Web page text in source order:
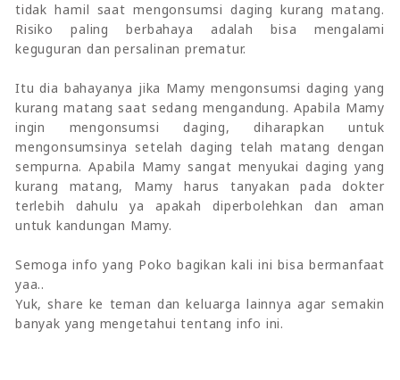
tidak hamil saat mengonsumsi daging kurang matang.
Risiko paling berbahaya adalah bisa mengalami
keguguran dan persalinan prematur.
Itu dia bahayanya jika Mamy mengonsumsi daging yang
kurang matang saat sedang mengandung. Apabila Mamy
ingin mengonsumsi daging, diharapkan untuk
mengonsumsinya setelah daging telah matang dengan
sempurna. Apabila Mamy sangat menyukai daging yang
kurang matang, Mamy harus tanyakan pada dokter
terlebih dahulu ya apakah diperbolehkan dan aman
untuk kandungan Mamy.
Semoga info yang Poko bagikan kali ini bisa bermanfaat
yaa..
Yuk, share ke teman dan keluarga lainnya agar semakin
banyak yang mengetahui tentang info ini.